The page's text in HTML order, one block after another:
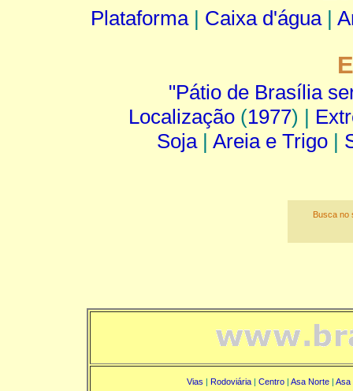
Plataforma| Caixa d'água|
"Pátio de Brasília
Localização (1977) |
Soja| Areia e Trigo |
Busca no
Vias Rodoviária |Centro |Asa Norte |Asa